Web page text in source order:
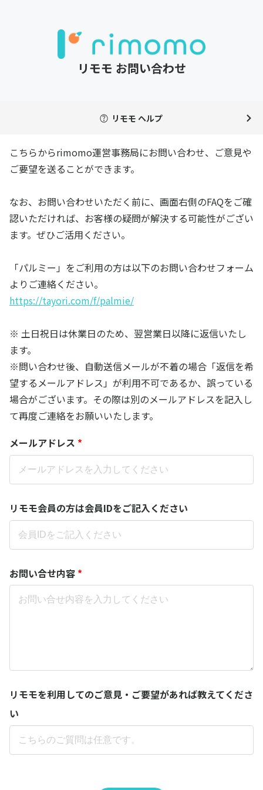
リモモ お問い合わせ
リモモ ヘルプ
こちらからrimomo運営事務局にお問い合わせ、ご意見や
ご要望を送ることができます。
なお、お問い合わせいただく前に、画面右側のFAQをご確
認いただければ、お客様の疑問が解決する可能性がござい
ます。ぜひご活用ください。
「パルミー」をご利用の方は以下のお問い合わせフォーム
よりご連絡ください。
https://tayori.com/f/palmie/
※ 土日祝日は休業日のため、翌営業日以降に返信いたし
ます。
※問い合わせ後、自動送信メールが不着の場合「返信を希
望するメールアドレス」が利用不可であるか、誤っている
場合がございます。その際は別のメールアドレスを記入し
て再度ご連絡をお願いいたします。
メールアドレス *
リモモ会員の方は会員IDをご記入ください
お問い合せ内容 *
リモモを利用してのご意見・ご要望があれば教えてくださ
い